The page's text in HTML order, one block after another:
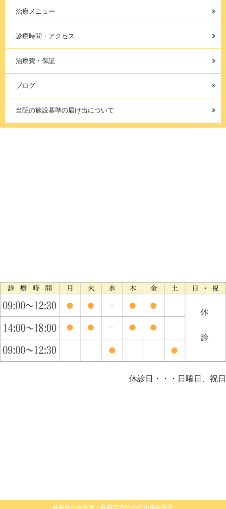
治療メニュー
診療時間・アクセス
治療費・保証
ブログ
当院の施設基準の届け出について
休診日・・・日曜日、祝日